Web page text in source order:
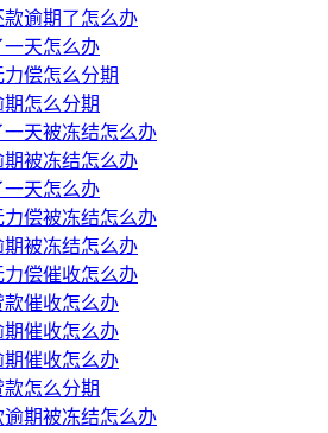
逾期了怎么办
天怎么办
偿怎么分期
怎么分期
天被冻结怎么办
被冻结怎么办
天怎么办
偿被冻结怎么办
被冻结怎么办
偿催收怎么办
催收怎么办
催收怎么办
催收怎么办
怎么分期
期被冻结怎么办